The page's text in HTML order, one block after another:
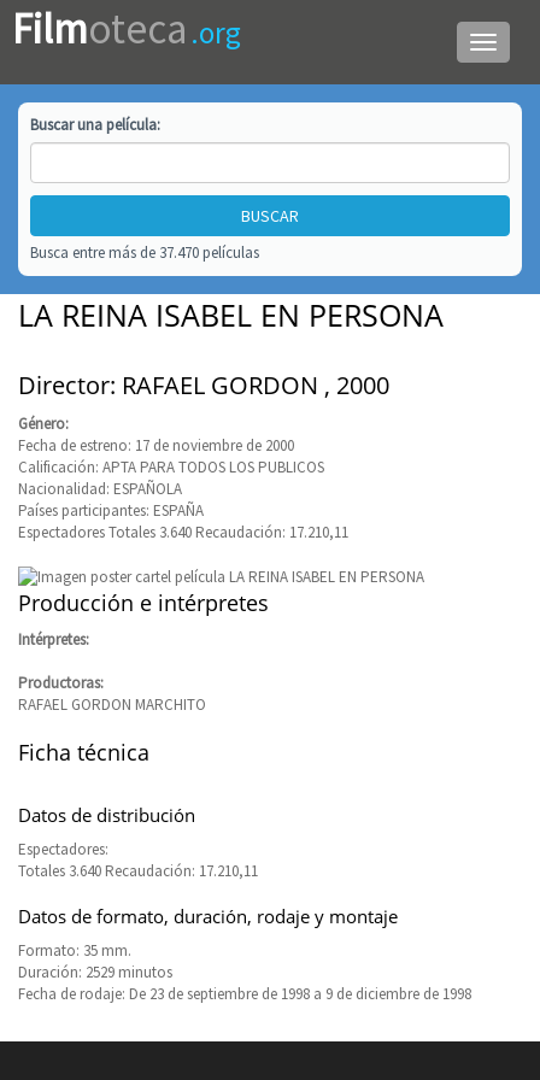
Menú
de
Filmoteca .org
Buscar unapelícula:
Busca entre más de 37.470 películas
LA REINA ISABEL EN PERSONA
Director: RAFAEL GORDON , 2000
Género:
Fecha de estreno: 17 de noviembre de 2000
Calificación: APTA PARA TODOS LOS PUBLICOS
Nacionalidad: ESPAÑOLA
Países participantes: ESPAÑA
Espectadores Totales 3.640 Recaudación: 17.210,11
Producción e intérpretes
Intérpretes:
Productoras:
RAFAEL GORDON MARCHITO
Ficha técnica
Datos de distribución
Espectadores:
Totales 3.640 Recaudación: 17.210,11
Datos de formato, duración, rodaje y montaje
Formato: 35 mm.
Duración: 2529 minutos
Fecha de rodaje: De 23 de septiembre de 1998 a 9 de diciembre de 1998